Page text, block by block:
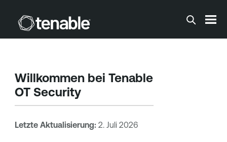
Zum Hauptinhalt springen
Willkommen bei Tenable
OT Security
Letzte Aktualisierung:2. Juli 2026